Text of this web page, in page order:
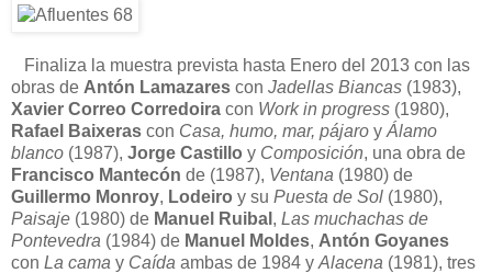
Finaliza la muestra prevista hasta Enero del 2013 con las
obras de Antón Lamazares con Jadellas Biancas (1983),
Xavier Correo Corredoira con Work in progress (1980),
Rafael Baixeras con Casa, humo, mar, pájaro y Álamo
blanco (1987), Jorge Castillo y Composición, una obra de
Francisco Mantecón de (1987), Ventana (1980) de
Guillermo Monroy, Lodeiro y su Puesta de Sol (1980),
Paisaje (1980) de Manuel Ruibal , Las muchachas de
Pontevedra (1984) de Manuel Moldes, Antón Goyanes
con La cama y Caída ambas de 1984 y Alacena (1981), tres